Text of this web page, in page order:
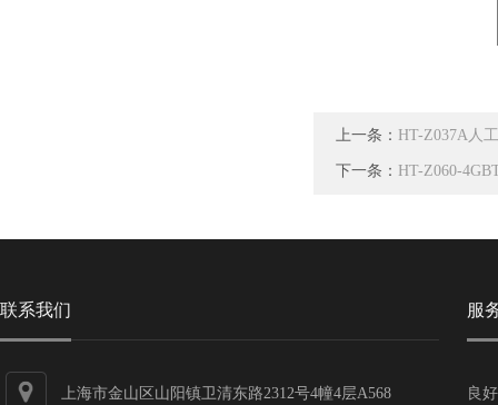
上一条： HT-Z037A人
下一条： HT-Z060-
联系我们
上海市金山区山阳镇卫清东路2312号4幢4层A568
服
良